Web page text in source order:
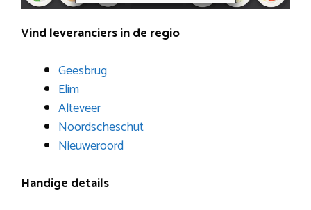
Vind leveranciers in de regio
Geesbrug
Elim
Alteveer
Noordscheschut
Nieuweroord
Handige details